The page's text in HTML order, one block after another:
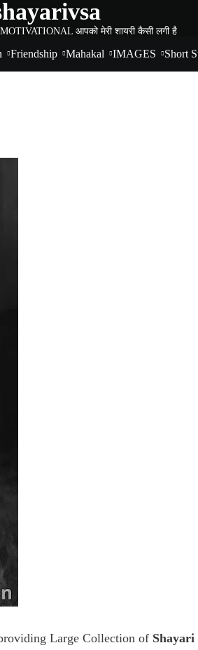
आपको मेरी शायरी कैसी लगी है
Friendship Mahakal IMAGES Short
Large Collection of Shayari